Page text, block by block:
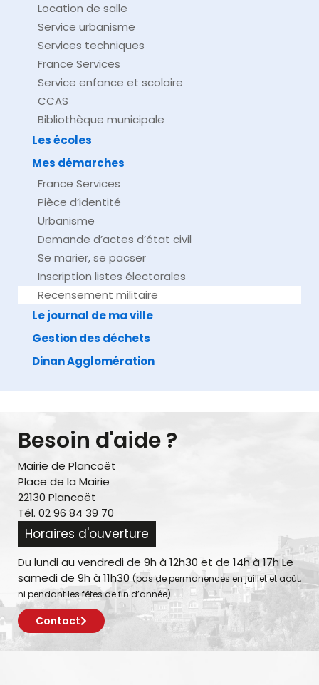
Location de salle
Service urbanisme
Services techniques
France Services
Service enfance et scolaire
CCAS
Bibliothèque municipale
Les écoles
Mes démarches
France Services
Pièce d’identité
Urbanisme
Demande d’actes d’état civil
Se marier, se pacser
Inscription listes électorales
Recensement militaire
Le journal de ma ville
Gestion des déchets
Dinan Agglomération
Besoin d'aide ?
Mairie de Plancoët
Place de la Mairie
22130 Plancoët
Tél. 02 96 84 39 70
Horaires d'ouverture
Du lundi au vendredi de 9h à 12h30 et de 14h à 17h Le
samedi de 9h à 11h30 (pas de permanences en juillet et août,
ni pendant les fêtes de fin d’année)
Contact